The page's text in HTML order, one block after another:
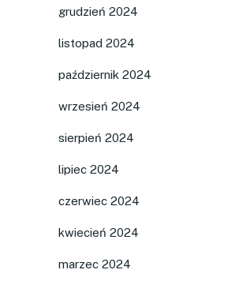
grudzień 2024
listopad 2024
październik 2024
wrzesień 2024
sierpień 2024
lipiec 2024
czerwiec 2024
kwiecień 2024
marzec 2024